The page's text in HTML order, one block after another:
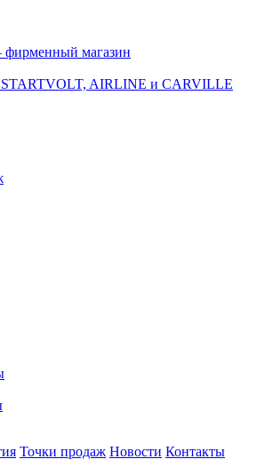
магазин
AIRLINE и CARVILLE
Точки продаж Новости Контакты